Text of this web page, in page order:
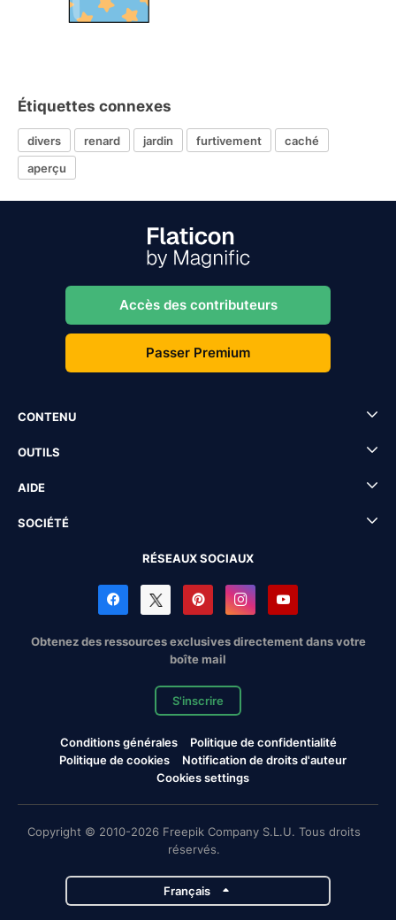
Étiquettes connexes
divers renard jardin furtivement
caché
aperçu
Accès des contributeurs
Passer Premium
CONTENU
OUTILS
AIDE
SOCIÉTÉ
RÉSEAUX SOCIAUX
Obtenez des ressources exclusives directement dans votre
boîte mail
S'inscrire
Conditions générales
Politique de confidentialité
Politique de cookies
Notification de droits d'auteur
Cookies settings
Copyright © 2010-2026 Freepik Company S.L.U. Tous droits
réservés.
Français